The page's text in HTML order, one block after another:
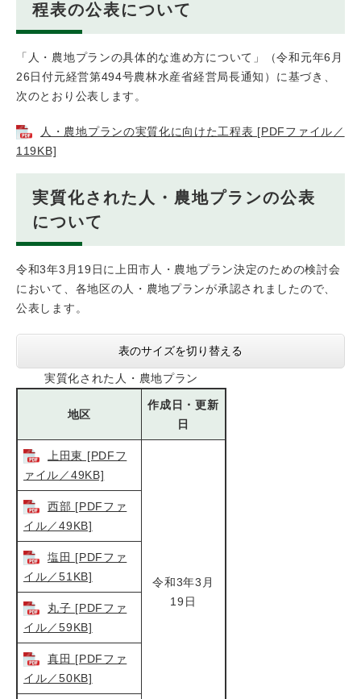
程表の公表について
「人・農地プランの具体的な進め方について」（令和元年6月
26日付元経営第494号農林水産省経営局長通知）に基づき、
次のとおり公表します。
人・農地プランの実質化に向けた工程表 [PDFファイル／
119KB]
実質化された人・農地プランの公表
について
令和3年3月19日に上田市人・農地プラン決定のための検討会
において、各地区の人・農地プランが承認されましたので、
公表します。
表のサイズを切り替える
実質化された人・農地プラン
地区
作成日・更新
日
上田東 [PDFフ
ァイル／49KB]
令和3年3月
19日
西部 [PDFファ
イル／49KB]
塩田 [PDFファ
イル／51KB]
丸子 [PDFファ
イル／59KB]
真田 [PDFファ
イル／50KB]